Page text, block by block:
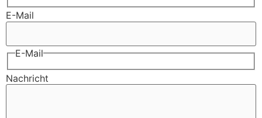
E-Mail
E-Mail
Nachricht